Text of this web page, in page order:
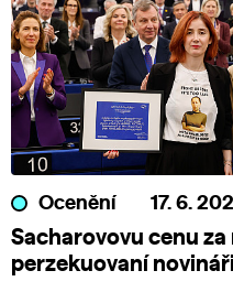
Ocenění 17. 6.
Sacharovovu cenu
perzekuovaní